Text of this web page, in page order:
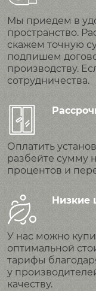
Мы приедем в
пространство.
скажем точную
подпишем
производству.
сотрудничества.
Оплатить
разбейте сумму
процентов и
Низкие
У нас можно
оптимальной
тарифы
у
качеству.